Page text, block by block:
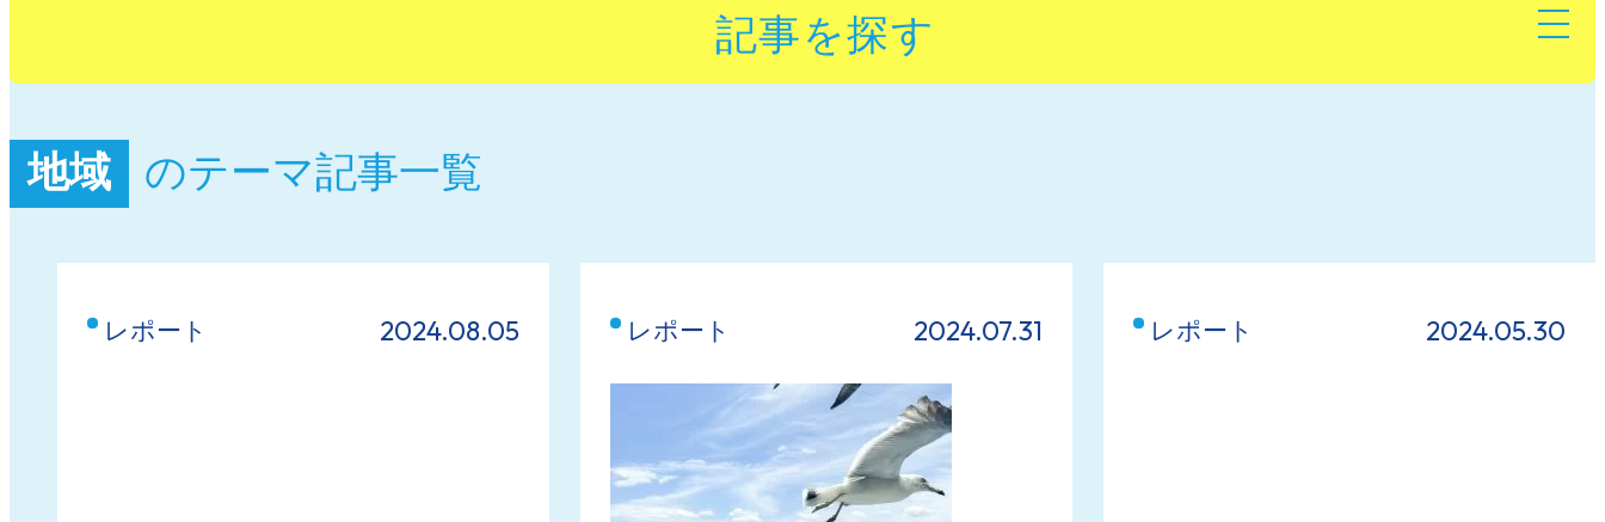
記事を探す
地域 のテーマ記事一覧
レポート 2024.08.05 レポート 2024.07.31 レポート 2024.05.30